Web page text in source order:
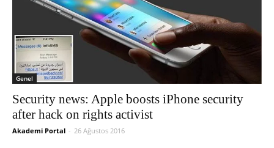
Genel
Security news: Apple boosts iPhone security
after hack on rights activist
Akademi Portal - 26 Ağustos 2016